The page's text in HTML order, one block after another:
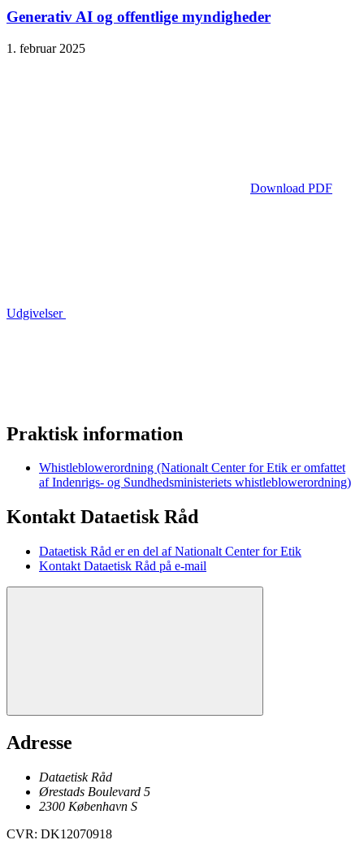
Generativ AI og offentlige myndigheder
1. februar 2025
Download PDF
Udgivelser
Praktisk information
Whistleblowerordning (Nationalt Center for Etik er omfattet
af Indenrigs- og Sundhedsministeriets whistleblowerordning)
Kontakt Dataetisk Råd
Dataetisk Råd er en del af Nationalt Center for Etik
Kontakt Dataetisk Råd på e-mail
Adresse
Dataetisk Råd
Ørestads Boulevard 5
2300 København S
CVR: DK12070918